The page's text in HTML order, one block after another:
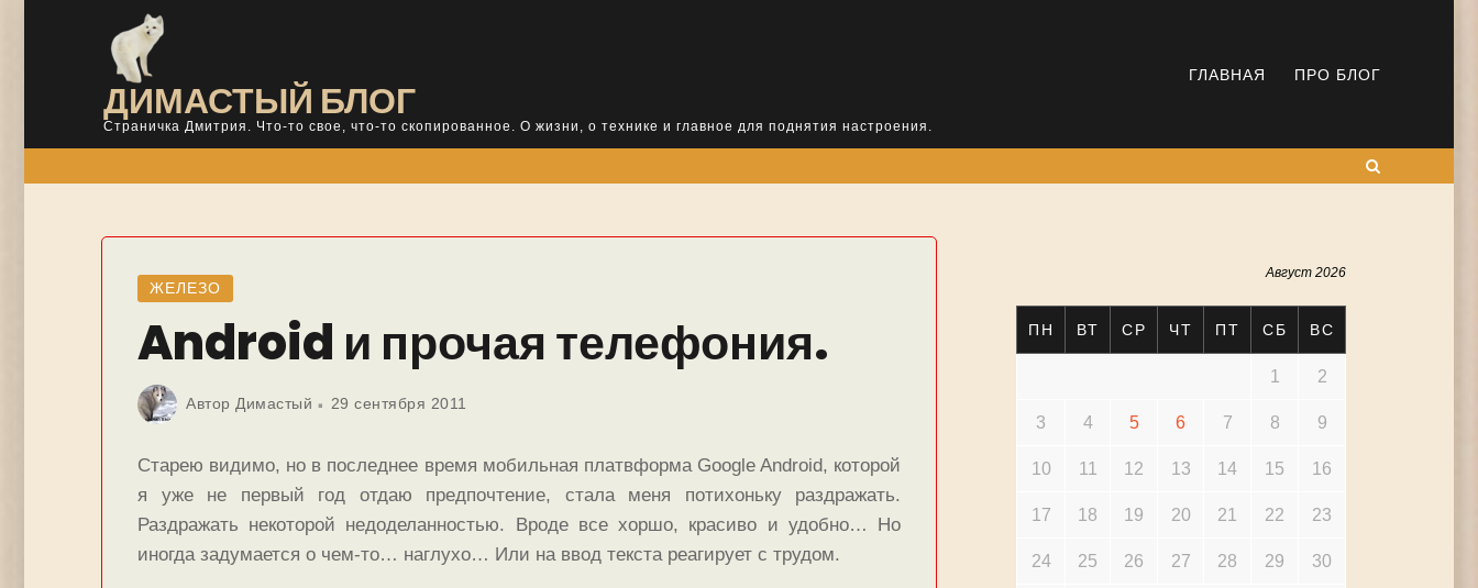
ДИМАСТЫЙ БЛОГ
Страничка Дмитрия. Что-то свое, что-то скопированное. О жизни, о технике и главное для поднятия настроения.
ГЛАВНАЯ ПРО БЛОГ
ЖЕЛЕЗО
Android и прочая телефония.
Автор Димастый 29 сентября 2011
Старею видимо, но в последнее время мобильная платвформа Google Android, которой
я уже не первый год отдаю предпочтение, стала меня потихоньку раздражать.
Раздражать некоторой недоделанностью. Вроде все хоршо, красиво и удобно… Но
иногда задумается о чем-то… наглухо… Или на ввод текста реагирует с трудом.
Август 2026
ПН ВТ СР ЧТ ПТ СБ ВС
1 2
3 4 5 6 7 8 9
10 11 12 13 14 15 16
17 18 19 20 21 22 23
24 25 26 27 28 29 30